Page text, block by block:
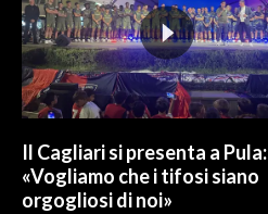
Il Cagliari si presenta a Pula:
«Vogliamo che i tifosi siano
orgogliosi di noi»